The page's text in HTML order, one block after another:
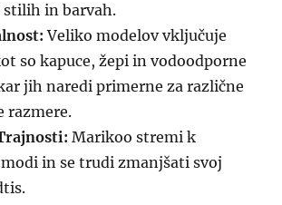
in barvah.
Veliko modelov vključuje
so kapuce, žepi in vodoodporne
jih naredi primerne za različne
razmere.
Marikoo stremi k
in se trudi zmanjšati svoj